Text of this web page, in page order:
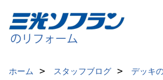
ホーム スタッフブログ デッキ